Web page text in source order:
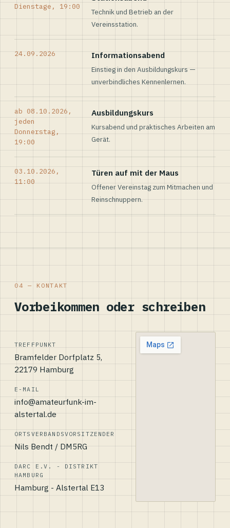
Dienstage, 19:00
Technik und Betrieb an der
Vereinsstation.
24.09.2026 Informationsabend
Einstieg in den Ausbildungskurs —
unverbindliches Kennenlernen.
ab 08.10.2026,
jeden
Donnerstag,
19:00
Ausbildungskurs
Kursabend und praktisches Arbeiten am
Gerät.
03.10.2026,
11:00
Türen auf mit der Maus
Offener Vereinstag zum Mitmachen und
Reinschnuppern.
04 — KONTAKT
Vorbeikommen oder schreiben
TREFFPUNKT
Bramfelder Dorfplatz 5,
22179 Hamburg
E-MAIL
info@amateurfunk-im-
alstertal.de
ORTSVERBANDSVORSITZENDER
Nils Bendt / DM5RG
DARC E.V. - DISTRIKT
HAMBURG
Hamburg - Alstertal E13